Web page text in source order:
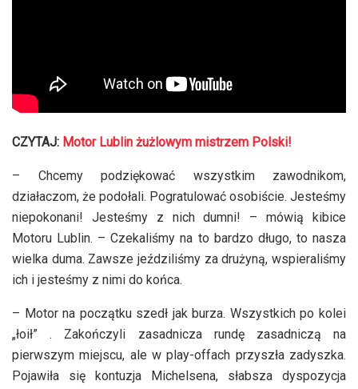
CZYTAJ: Motor Lublin żużlowym mistrzem Polski!
– Chcemy podziękować wszystkim zawodnikom,
działaczom, że podołali. Pogratulować osobiście. Jesteśmy
niepokonani! Jesteśmy z nich dumni! – mówią kibice
Motoru Lublin. – Czekaliśmy na to bardzo długo, to nasza
wielka duma. Zawsze jeździliśmy za drużyną, wspieraliśmy
ich i jesteśmy z nimi do końca.
– Motor na początku szedł jak burza. Wszystkich po kolei
„łoił” . Zakończyli zasadnicza rundę zasadniczą na
pierwszym miejscu, ale w play-offach przyszła zadyszka.
Pojawiła się kontuzja Michelsena, słabsza dyspozycja